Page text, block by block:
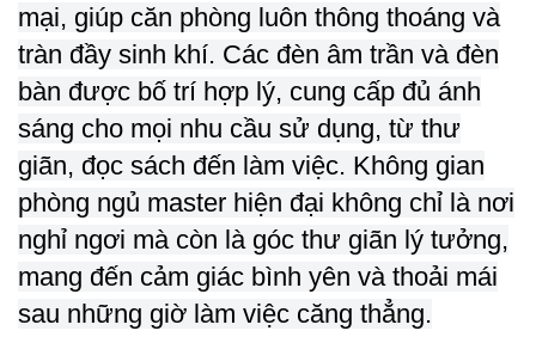
mại, giúp căn phòng luôn thông thoáng và
tràn đầy sinh khí. Các đèn âm trần và đèn
bàn được bố trí hợp lý, cung cấp đủ ánh
sáng cho mọi nhu cầu sử dụng, từ thư
giãn, đọc sách đến làm việc. Không gian
phòng ngủ master hiện đại không chỉ là nơi
nghỉ ngơi mà còn là góc thư giãn lý tưởng,
mang đến cảm giác bình yên và thoải mái
sau những giờ làm việc căng thẳng.